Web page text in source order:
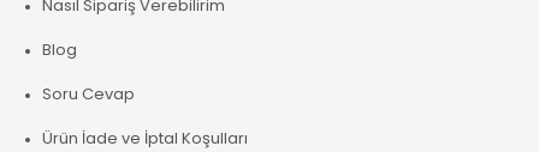
Nasıl Sipariş Verebilirim
Blog
Soru Cevap
Ürün İade ve İptal Koşulları